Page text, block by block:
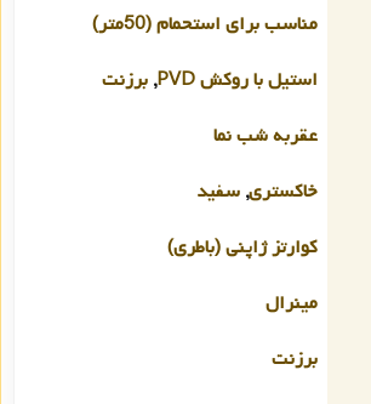
مناسب برای استحمام (50متر)
استیل با روکش PVD , برزنت
عقربه شب نما
خاکستری, سفید
کوارتز ژاپنی (باطری)
مینرال
برزنت